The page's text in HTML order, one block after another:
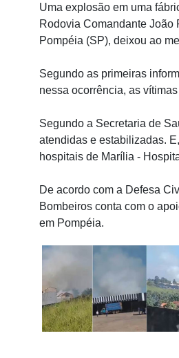
Uma explosão em uma
Rodovia Comandante João
Pompéia (SP), deixou ao
Segundo as primeiras
nessa ocorrência, as
Segundo a Secretaria de
atendidas e estabilizadas.
hospitais de Marília -
De acordo com a Defesa
Bombeiros conta com o
em Pompéia.